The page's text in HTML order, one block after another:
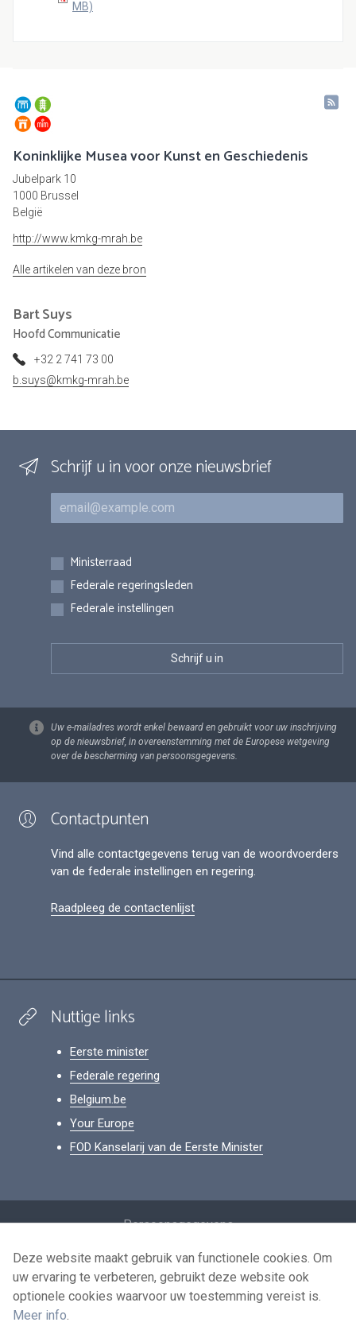
MB)
Koninklijke Musea voor Kunst en Geschiedenis
Jubelpark 10
1000 Brussel
België
http://www.kmkg-mrah.be
Alle artikelen van deze bron
BartSuys
Hoofd Communicatie
+32 2 741 73 00
b.suys@kmkg-mrah.be
Schrijf u in voor onze nieuwsbrief
E-mail
Inschrijvingen
Ministerraad
Federale regeringsleden
Federale instellingen
Uw e-mailadres wordt enkel bewaard en gebruikt voor uw inschrijving
op de nieuwsbrief, in overeenstemming met de Europese wetgeving
over de bescherming van persoonsgegevens.
Contactpunten
Vind alle contactgegevens terug van de woordvoerders
van de federale instellingen en regering.
Raadpleeg de contactenlijst
Nuttige links
Eerste minister
Federale regering
Belgium.be
Your Europe
FOD Kanselarij van de Eerste Minister
Persoonsgegevens
Voorwaarden voor het hergebruik
Contacteer ons
Deze website maakt gebruik van functionele cookies. Om
uw ervaring te verbeteren, gebruikt deze website ook
optionele cookies waarvoor uw toestemming vereist is.
Meer info.